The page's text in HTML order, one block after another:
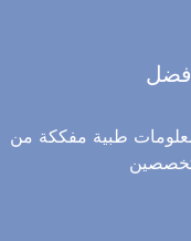
معلومات طبية مفككة من